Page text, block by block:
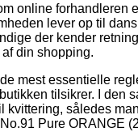
online forhandleren
lever op til
der kender
din shopping.
mest essentielle
tilsikrer. I den
kvittering, således
Pure ORANGE